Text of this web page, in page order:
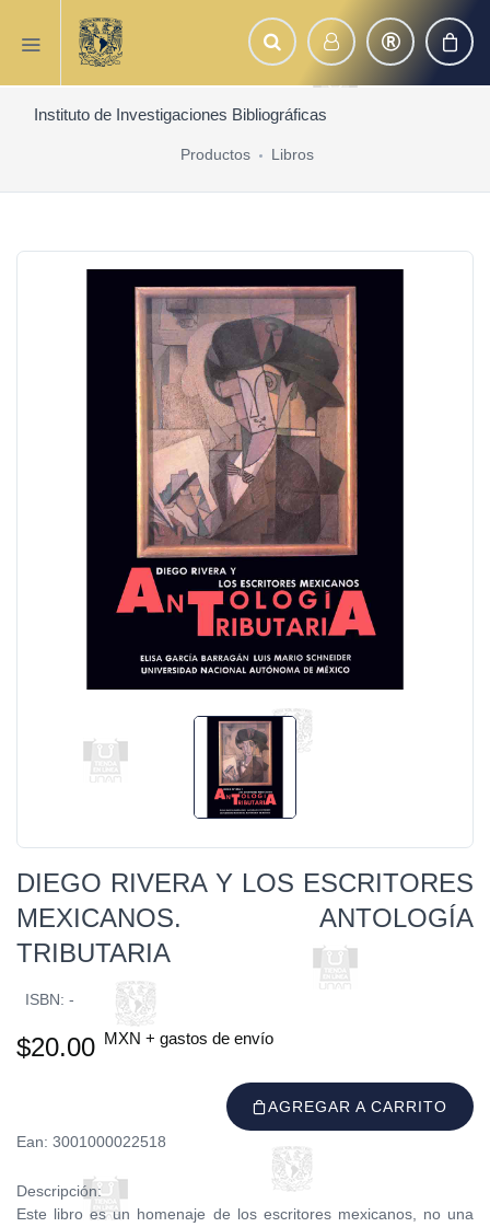
Instituto de Investigaciones Bibliográficas
Productos Libros
DIEGO RIVERA Y LOS ESCRITORES
MEXICANOS. ANTOLOGÍA
TRIBUTARIA
ISBN: -
$20.00 MXN + gastos de envío
AGREGAR A CARRITO
Ean: 3001000022518
Descripción:
Este libro es un homenaje de los escritores mexicanos, no una